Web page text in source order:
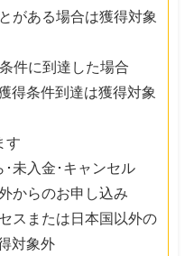
がある場合は獲得対象
件に到達した場合
得条件到達は獲得対象
す
･未入金･キャンセル
からのお申し込み
スまたは日本国以外の
対象外